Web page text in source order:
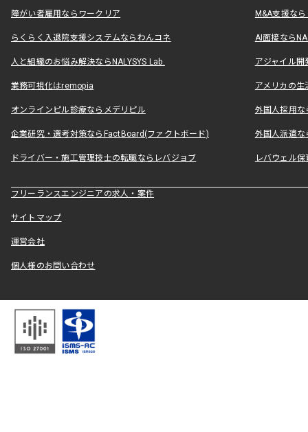
障がい者雇用ならワークリア M&A支援な
らくらく入退院支援システムならわんコネ AI面接なら
人と組織のお悩み解決ならNALYSYS Lab. アジャイル
業務可視化はremopia アメリカの
オンラインピル診療ならメデリピル 外国人採用
企業研究・選考対策ならFactBoard(ファクトボード) 外国人派遣な
ドライバー・施工管理技士の転職ならレバジョブ レバウェル
フリーランスエンジニアの求人・案件
サイトマップ
運営会社
個人様のお問い合わせ